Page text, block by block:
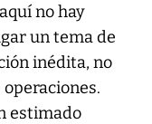
no hay
un tema de
inédita, no
estimado